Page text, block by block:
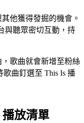
其他獲得發掘的機會。
與聽眾密切互動，持
歌曲就會新增至粉絲
歌曲釘選至 This Is 播
放清單